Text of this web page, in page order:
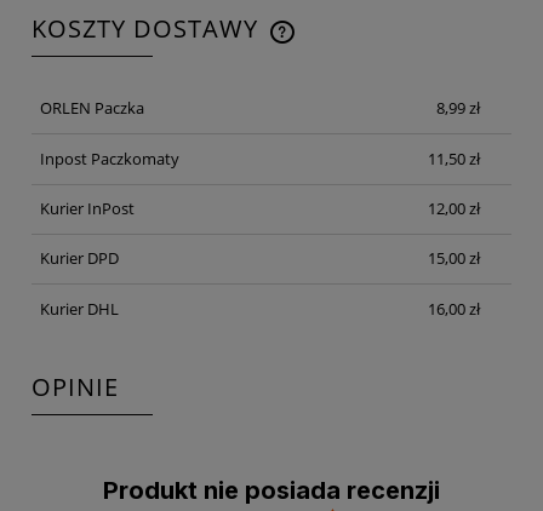
KOSZTY DOSTAWY
CENA NIE ZAWIERA EWENTUALNYCH KOSZTÓW
ORLEN Paczka
8,99 zł
Inpost Paczkomaty 11,50 zł
Kurier InPost 12,00 zł
Kurier DPD 15,00 zł
Kurier DHL 16,00 zł
OPINIE
Produkt nie posiada recenzji